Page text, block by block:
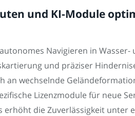
und KI-Module
Navigieren in
und präziser
an wechselnde
Lizenzmodule für neue
die Zuverlässigkeit